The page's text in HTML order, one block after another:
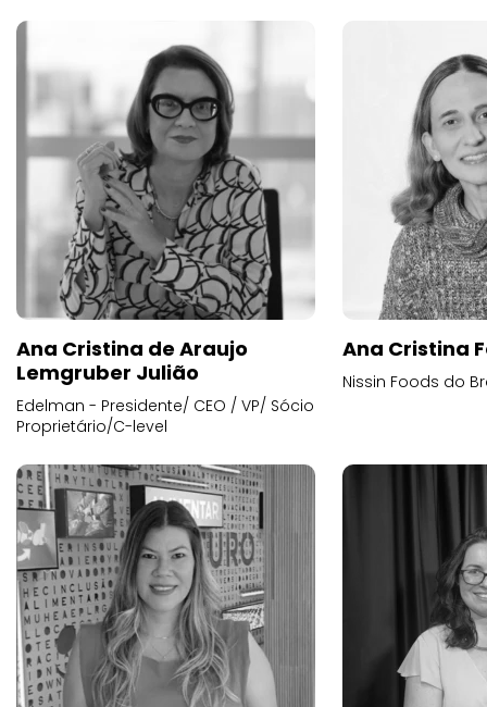
Ana Cristina de Araujo
Lemgruber Julião
Edelman - Presidente/ CEO / VP/ Sócio
Proprietário/C-level
Ana Cristina
Nissin Foods do